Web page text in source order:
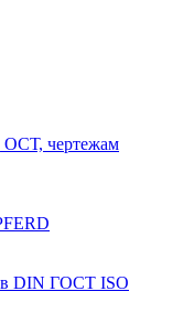
ОСТ, чертежам
DIN ГОСТ ISO